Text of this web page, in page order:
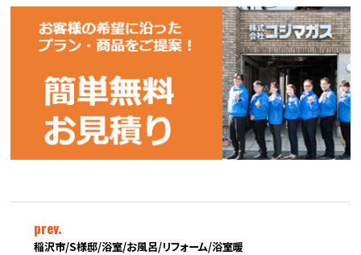
prev.
稲沢市/S様邸/浴室/お風呂/リフォーム/浴室暖